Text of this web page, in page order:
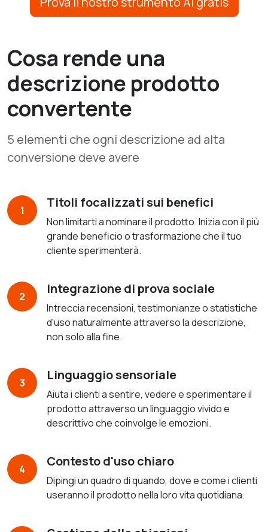
Cosa rende una
descrizione prodotto
convertente
5 elementi che ogni descrizione ad alta
conversione deve avere
1 Titoli focalizzati sui benefici
Non limitarti a nominare il prodotto. Inizia con il più
grande beneficio o trasformazione che il tuo
cliente sperimenterà.
2 Integrazione di prova sociale
Intreccia recensioni, testimonianze o statistiche
d'uso naturalmente attraverso la descrizione,
non solo alla fine.
3 Linguaggio sensoriale
Aiuta i clienti a sentire, vedere e sperimentare il
prodotto attraverso un linguaggio vivido e
descrittivo che coinvolge le emozioni.
4 Contesto d'uso chiaro
Dipingi un quadro di quando, dove e come i clienti
useranno il prodotto nella loro vita quotidiana.